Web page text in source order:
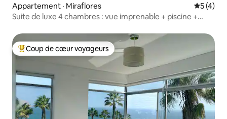
Appartement · Miraflores Note
5 (4)
Suite de luxe 4 chambres : vue imprenable + piscine +
Coup de cœur voyageurs parmi les plus aimés
Coup de cœur voyageurs